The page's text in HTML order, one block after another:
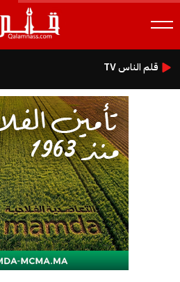
قلم الناس TV